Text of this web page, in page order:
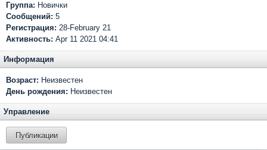
Группа: Новички
Сообщений: 5
Регистрация: 28-February 21
Активность: Apr 11 2021 04:41
Информация
Возраст: Неизвестен
День рождения: Неизвестен
Управление
Публикации